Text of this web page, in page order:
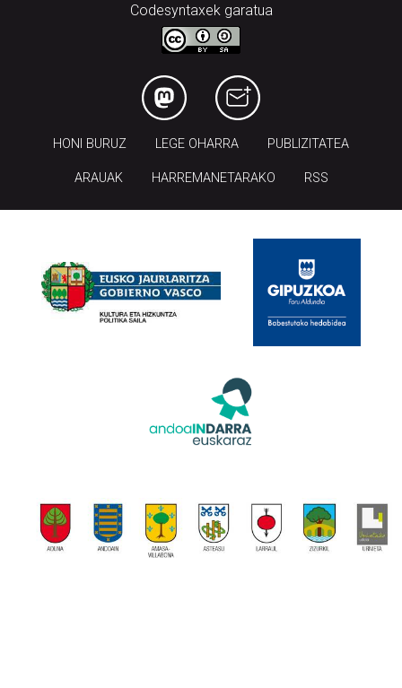
Codesyntaxek garatua
HONI BURUZ LEGE OHARRA PUBLIZITATEA
ARAUAK HARREMANETARAKO RSS